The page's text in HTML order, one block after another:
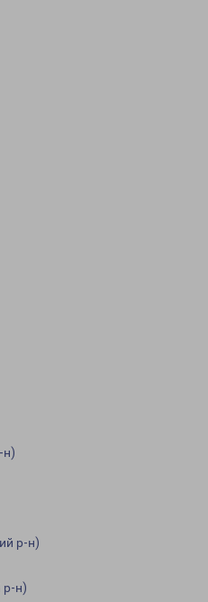
н)
р-н)
р-н)